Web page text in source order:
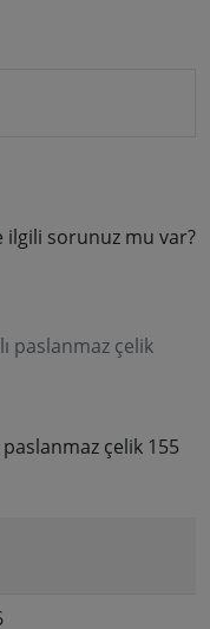
ilgili sorunuz mu var?
paslanmaz çelik
çelik 155